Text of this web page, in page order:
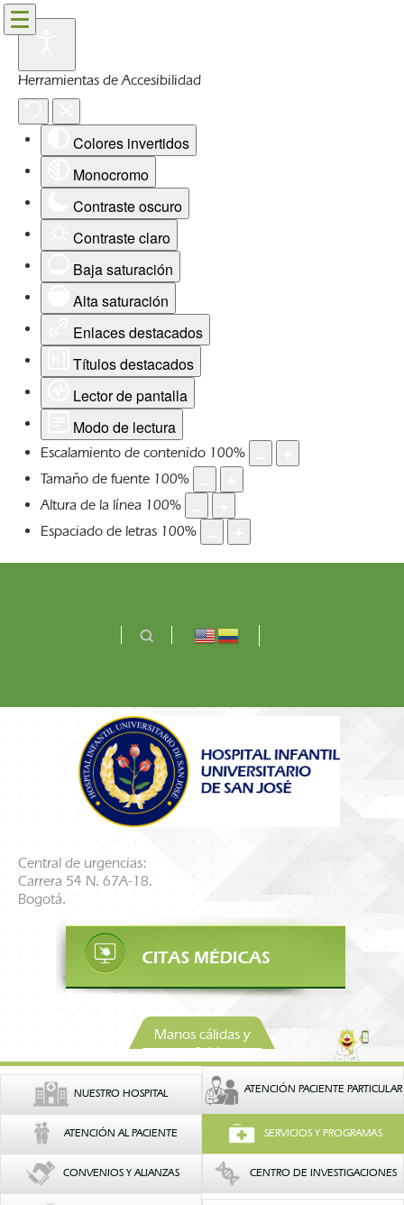
Herramientas de Accesibilidad
Colores invertidos
Monocromo
Contraste oscuro
Contraste claro
Baja saturación
Alta saturación
Enlaces destacados
Títulos destacados
Lector de pantalla
Modo de lectura
Escalamiento de contenido 100%
Tamaño de fuente 100%
Altura de la línea 100%
Espaciado de letras 100%
Central de urgencias:
Carrera 54 N. 67A-18.
Bogotá.
Manos cálidas y
confiables
NUESTRO HOSPITAL ATENCIÓN PACIENTE PARTICULAR
ATENCIÓN AL PACIENTE SERVICIOS Y PROGRAMAS
CONVENIOS Y ALIANZAS CENTRO DE INVESTIGACIONES